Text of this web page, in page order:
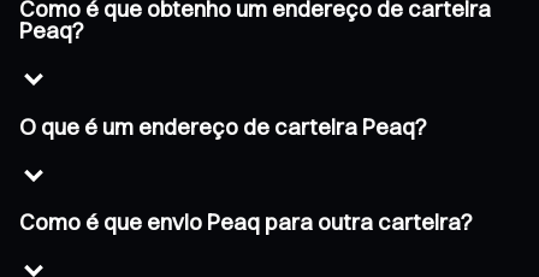
Como é que obtenho um endereço de carteira
Peaq?
O que é um endereço de carteira Peaq?
Como é que envio Peaq para outra carteira?